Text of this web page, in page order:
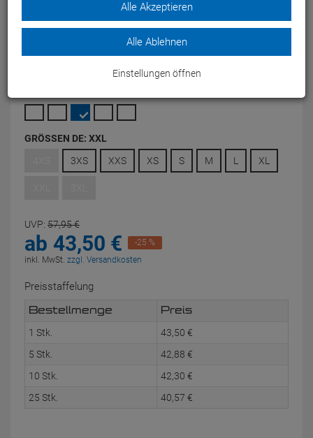
Herstellernummer: 004910
Die Team Line Unisex Trainingshose von arena ist eine
GRÖSSEN DE: XXL
3XS XXS XS S M L XL
UVP: 57,95€
ab 43,50 €
-25 %
inkl. MwSt. zzgl. Versandkosten
Preisstaffelung
Bestellmenge Preis
1 Stk. 43, 50 €
5 Stk.
42, 88 €
10 Stk.
42, 30 €
25 Stk.
40, 57 €
Alle Akzeptieren
Alle Ablehnen
Einstellungen öffnen